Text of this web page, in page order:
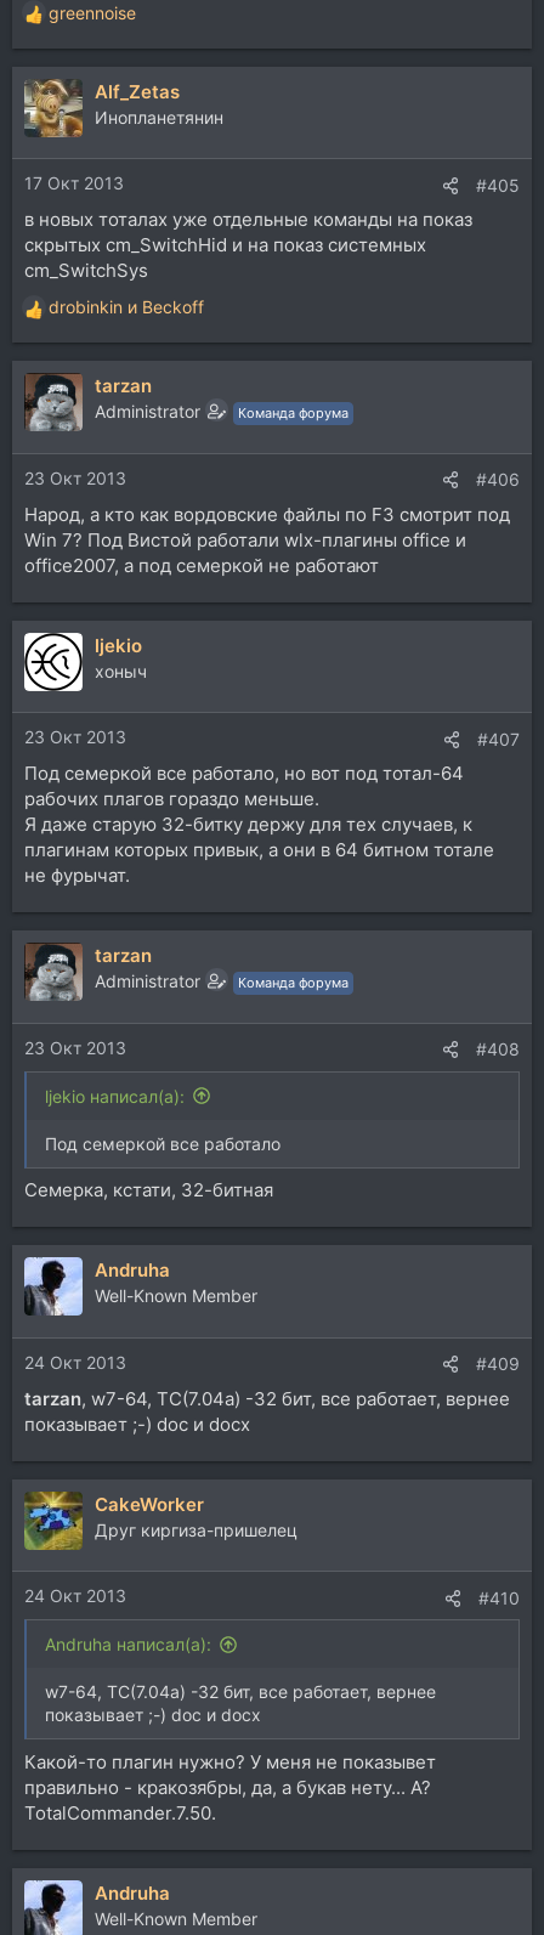
Р
е
а
к
ц
и
и
:
greennoise
Alf_Zetas
Инопланетянин
17 Окт 2013 #405
в новых тоталах уже отдельные команды на показ
скрытых cm_SwitchHid и на показ системных
cm_SwitchSys
Р
е
а
ц
и
и
:
drobinkin и Beckoff
tarzan
Administrator Команда форума
23 Окт 2013 #406
Народ, а кто как вордовские файлы по F3 смотрит под
Win 7? Под Вистой работали wlx-плагины office и
office2007, а под семеркой не работают
ljekio
хоныч
23 Окт 2013 #407
Под семеркой все работало, но вот под тотал-64
рабочих плагов гораздо меньше.
Я даже старую 32-битку держу для тех случаев, к
плагинам которых привык, а они в 64 битном тотале
не фурычат.
tarzan
Administrator Команда форума
23 Окт 2013 #408
ljekio написал(а):
Под семеркой все работало
Семерка, кстати, 32-битная
Andruha
Well-Known Member
24 Окт 2013 #409
tarzan, w7-64, TC(7.04а) -32 бит, все работает, вернее
показывает ;-) doc и docx
CakeWorker
Друг киргиза-пришелец
24 Окт 2013 #410
Andruha написал(а):
w7-64, TC(7.04а) -32 бит, все работает, вернее
показывает ;-) doc и docx
Какой-то плагин нужно? У меня не показывет
правильно - кракозябры, да, а букав нету... А?
TotalCommander.7.50.
Andruha
Well-Known Member